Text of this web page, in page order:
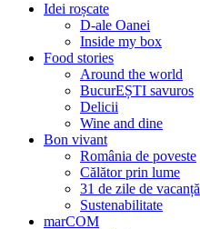
Idei roșcate
D-ale Oanei
Inside my box
Food stories
Around the world
BucurEȘTI savuros
Delicii
Wine and dine
Bon vivant
România de poveste
Călător prin lume
31 de zile de vacanță
Sustenabilitate
marCOM